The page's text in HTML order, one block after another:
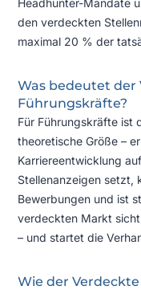
den verdeckten
maximal 20 % der
Was bedeutet
Führungskräfte?
Für Führungskräfte ist
theoretische Größe –
Karriereentwicklung
Stellenanzeigen setzt,
Bewerbungen und ist
verdeckten Markt
– und startet die
Wie der